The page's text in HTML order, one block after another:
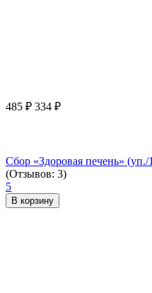
485 ₽ 334 ₽
Сбор «Здоровая печень»
(Отзывов: 3)
5
В корзину